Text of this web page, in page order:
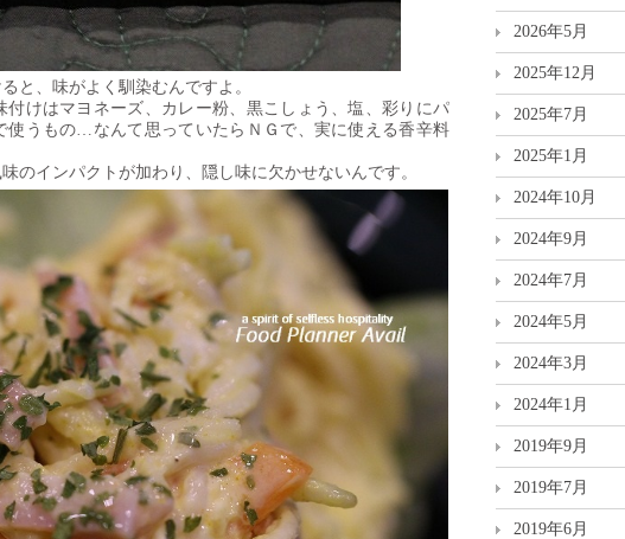
と、味がよく馴染むんですよ。
けはマヨネーズ、カレー粉、黒こしょう、塩、彩りにパ
使うもの…なんて思っていたらＮＧで、実に使える香辛料
のインパクトが加わり、隠し味に欠かせないんです。
2026年5月
2025年12月
2025年7月
2025年1月
2024年10月
2024年9月
2024年7月
2024年5月
2024年3月
2024年1月
2019年9月
2019年7月
2019年6月